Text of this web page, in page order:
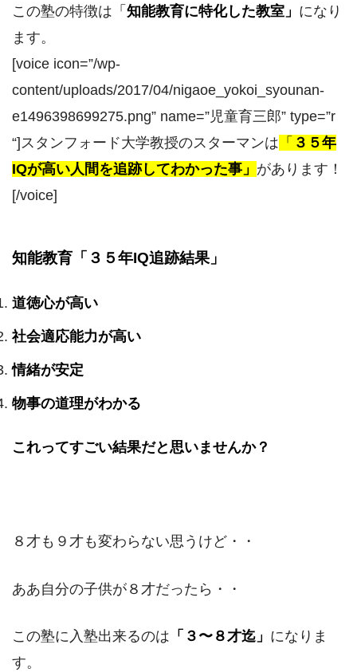
この塾の特徴は 「 知能教育に特化した教室 」 になり
ます。
[voice icon=”/wp-
content/uploads/2017/04/nigaoe_yokoi_syounan-
e1496398699275.png” name=”児童育三郎” type=”r
“]スタンフォード大学教授のスターマンは 「 ３５年
IQが高い人間を追跡してわかった事」 があります！
[/voice]
知能教育「３５年IQ追跡結果」
道徳心が高い
社会適応能力が高い
情緒が安定
物事の道理がわかる
これってすごい結果だと思いませんか？
８才も９才も変わらない思うけど・・
ああ自分の子供が８才だったら・・
この塾に入塾出来るのは 「３〜８才迄」 になりま
す。